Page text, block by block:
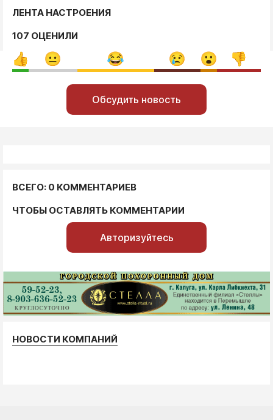
ЛЕНТА НАСТРОЕНИЯ
107 ОЦЕНИЛИ
Обсудить новость
ВСЕГО: 0 КОММЕНТАРИЕВ
ЧТОБЫ ОСТАВЛЯТЬ КОММЕНТАРИИ
Авторизуйтесь
НОВОСТИ КОМПАНИЙ